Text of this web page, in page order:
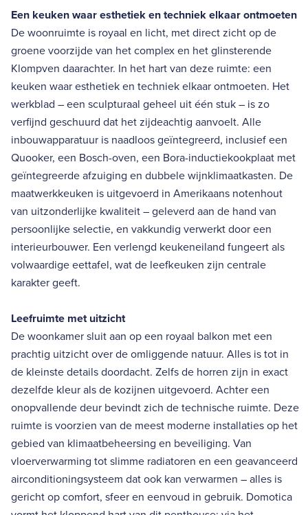
Een keuken waar esthetiek en techniek elkaar ontmoeten
De woonruimte is royaal en licht, met direct zicht op de
groene voorzijde van het complex en het glinsterende
Klompven daarachter. In het hart van deze ruimte: een
keuken waar esthetiek en techniek elkaar ontmoeten. Het
werkblad – een sculpturaal geheel uit één stuk – is zo
verfijnd geschuurd dat het zijdeachtig aanvoelt. Alle
inbouwapparatuur is naadloos geïntegreerd, inclusief een
Quooker, een Bosch-oven, een Bora-inductiekookplaat met
geïntegreerde afzuiging en dubbele wijnklimaatkasten. De
maatwerkkeuken is uitgevoerd in Amerikaans notenhout
van uitzonderlijke kwaliteit – geleverd aan de hand van
persoonlijke selectie, en vakkundig verwerkt door een
interieurbouwer. Een verlengd keukeneiland fungeert als
volwaardige eettafel, wat de leefkeuken zijn centrale
karakter geeft.
Leefruimte met uitzicht
De woonkamer sluit aan op een royaal balkon met een
prachtig uitzicht over de omliggende natuur. Alles is tot in
de kleinste details doordacht. Zelfs de horren zijn in exact
dezelfde kleur als de kozijnen uitgevoerd. Achter een
onopvallende deur bevindt zich de technische ruimte. Deze
ruimte is voorzien van de meest moderne installaties op het
gebied van klimaatbeheersing en beveiliging. Van
vloerverwarming tot slimme radiatoren en een geavanceerd
airconditioningsysteem dat ook kan verwarmen – alles is
gericht op comfort, sfeer en eenvoud in gebruik. Domotica